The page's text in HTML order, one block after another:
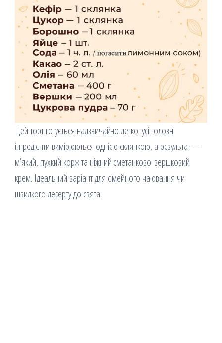
Цей торт готується надзвичайно легко: усі головні
інгредієнти вимірюються однією склянкою, а результат —
м’який, пухкий корж та ніжний сметанково-вершковий
крем. Ідеальний варіант для сімейного чаювання чи
швидкого десерту до свята.